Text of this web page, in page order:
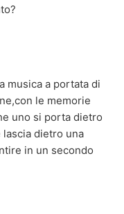
musica a portata di
le memorie
uno si porta dietro
dietro una
in un secondo